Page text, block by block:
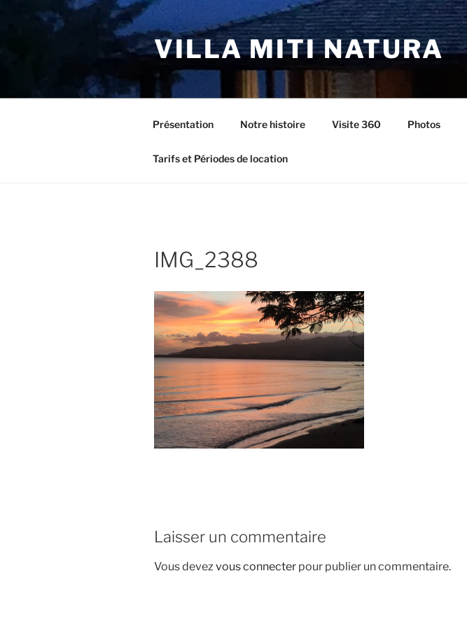
VILLA MITI NATURA
Présentation Notre histoire Visite 360 Photos
Tarifs et Périodes de location
IMG_2388
Laisser un commentaire
Vous devezvous connecter pour publier un commentaire.